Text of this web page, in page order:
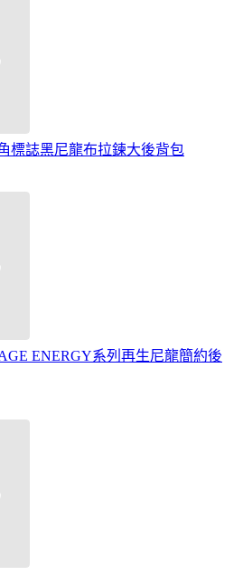
標誌黑尼龍布拉鍊大後背包
ENERGY系列再生尼龍簡約後